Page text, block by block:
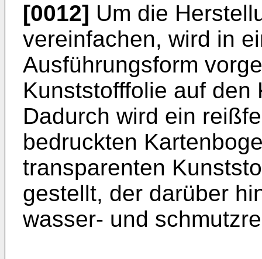
[0012] Um die
vereinfachen, wird in
Ausführungsform
Kunststofffolie auf
Dadurch wird ein
bedruckten
transparenten
gestellt, der darüber
wasser- und